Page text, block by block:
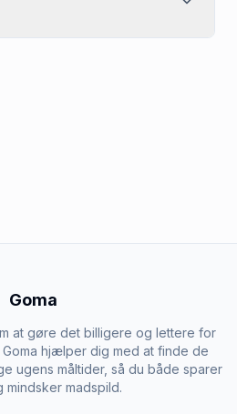
Goma
at gøre det billigere og lettere for
hjælper dig med at finde de
ugens måltider, så du både sparer
mindsker madspild.